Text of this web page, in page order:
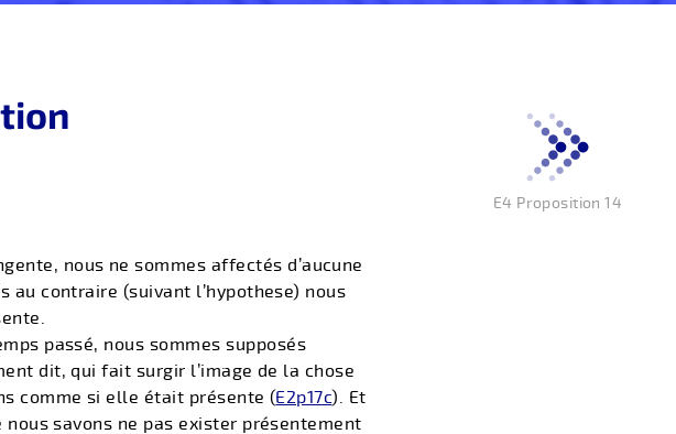
E4 Proposition 14
nous ne sommes affectés d’aucune
au contraire (suivant l’hypothese) nous
passé, nous sommes supposés
dit, qui fait surgir l’image de la chose
comme si elle était présente (E2p17c). Et
nous savons ne pas exister présentement